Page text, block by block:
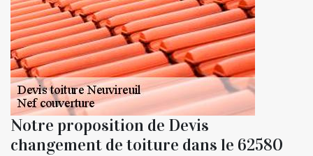
Notre proposition de Devis
changement de toiture dans le 62580